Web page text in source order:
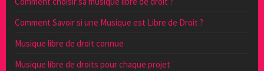
Comment Savoir si une Musique est Libre de Droit ?
Musique libre de droit connue
Musique libre de droits pour chaque projet